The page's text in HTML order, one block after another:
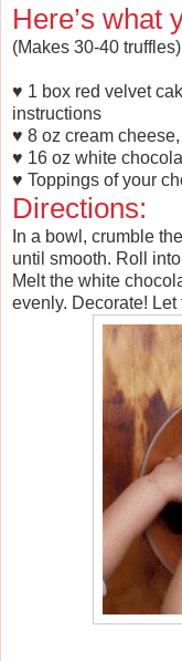
Here’s what
(Makes 30-40 truffles)
♥ 1 box red velvet
instructions
♥ 8 oz cream
♥ 16 oz white
♥ Toppings of your
Directions:
In a bowl, crumble
until smooth. Roll
Melt the white
evenly. Decorate!